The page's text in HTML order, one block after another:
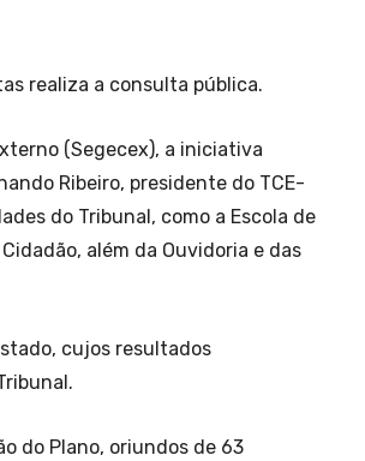
realiza a consulta pública.
(Segecex), a iniciativa
Ribeiro, presidente do TCE-
do Tribunal, como a Escola de
além da Ouvidoria e das
cujos resultados
do Plano, oriundos de 63